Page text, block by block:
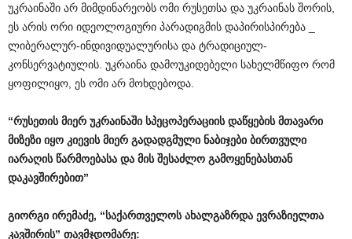
უკრაინაში არ მიმდინარეობს ომი რუსეთსა და უკრაინას შორის,
ეს არის ორი იდეოლოგიური პარადიგმის დაპირისპირება _
ლიბერალურ-ინდივიდუალურისა და ტრადიციულ-
კონსერვატიულის. უკრაინა დამოუკიდებელი სახელმწიფო რომ
ყოფილიყო, ეს ომი არ მოხდებოდა.
“რუსეთის მიერ უკრაინაში სპეცოპერაციის დაწყების მთავარი
მიზეზი იყო კიევის მიერ გადადგმული ნაბიჯები ბირთვული
იარაღის წარმოებასა და მის შესაძლო გამოყენებასთან
დაკავშირებით”
გიორგი ირემაძე, “საქართველოს ახალგაზრდა ევრაზიელთა
კავშირის” თავმჯდომარე: